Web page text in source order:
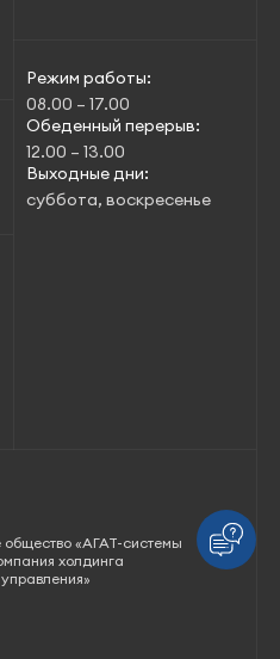
«АГАТ-системы
холдинга
Режим работы:
08.00 – 17.00
Обеденный перерыв:
12.00 – 13.00
Выходные дни:
суббота, воскресенье